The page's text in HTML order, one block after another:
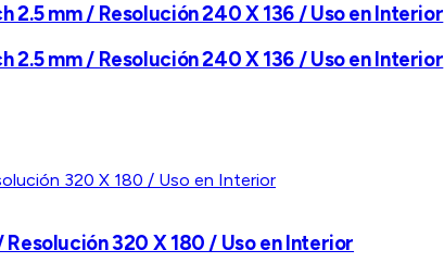
2.5 mm / Resolución 240 X 136 / Uso en Interior
2.5 mm / Resolución 240 X 136 / Uso en Interior
Resolución 320 X 180 / Uso en Interior